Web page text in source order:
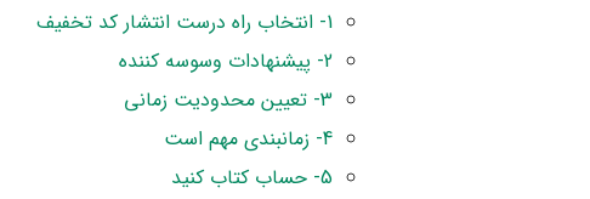
1- انتخاب راه درست انتشار کد تخفیف
2- پیشنهادات وسوسه کننده
3- تعیین محدودیت زمانی
4- زمانبندی مهم است
5- حساب کتاب کنید